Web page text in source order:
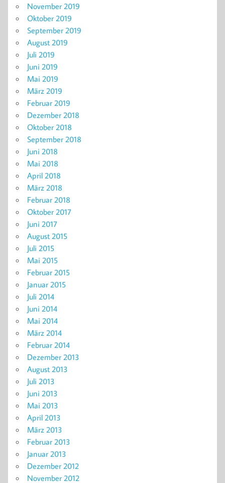
November 2019
Oktober 2019
September 2019
August 2019
Juli 2019
Juni 2019
Mai 2019
März 2019
Februar 2019
Dezember 2018
Oktober 2018
September 2018
Juni 2018
Mai 2018
April 2018
März 2018
Februar 2018
Oktober 2017
Juni 2017
August 2015
Juli 2015
Mai 2015
Februar 2015
Januar 2015
Juli 2014
Juni 2014
Mai 2014
März 2014
Februar 2014
Dezember 2013
August 2013
Juli 2013
Juni 2013
Mai 2013
April 2013
März 2013
Februar 2013
Januar 2013
Dezember 2012
November 2012